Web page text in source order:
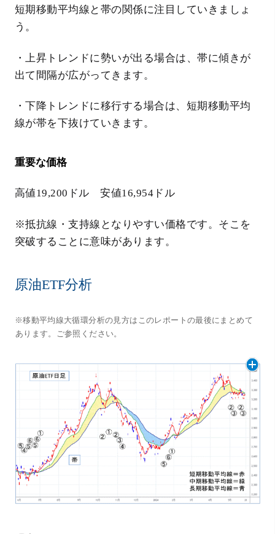
短期移動平均線と帯の関係に注目していきましょ
う。
・上昇トレンドに勢いが出る場合は、帯に傾きが
出て間隔が広がってきます。
・下降トレンドに移行する場合は、短期移動平均
線が帯を下抜けていきます。
重要な価格
高値19,200ドル 安値16,954ドル
※抵抗線・支持線となりやすい価格です。そこを
突破することに意味があります。
原油ETF分析
※移動平均線大循環分析の見方はこのレポートの最後にまとめて
あります。ご参照ください。